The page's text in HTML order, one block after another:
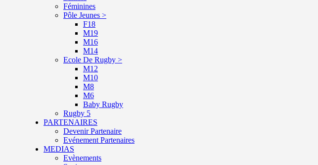
Féminines
Pôle Jeunes >
F18
M19
M16
M14
Ecole De Rugby >
M12
M10
M8
M6
Baby Rugby
Rugby 5
PARTENAIRES
Devenir Partenaire
Evénement Partenaires
MEDIAS
Evènements